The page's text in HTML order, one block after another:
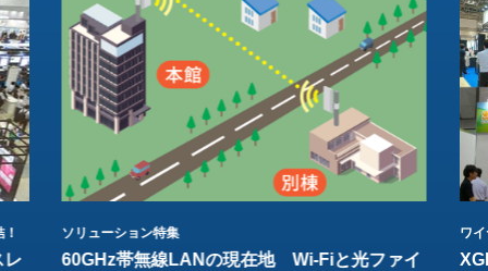
レ
ソリューション特集
60GHz帯無線LANの現在地 Wi-Fiと光ファイ
ワ